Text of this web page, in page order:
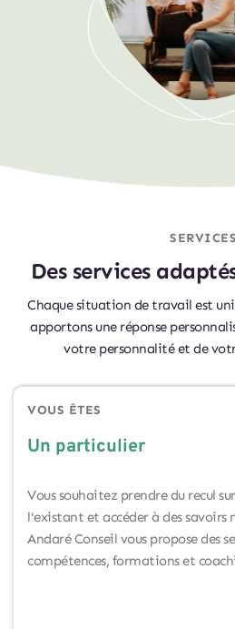
SERVICES
Des services
Chaque situation de travail est
apportons une réponse
votre personnalité et de
VOUS ÊTES
Un particulier
Vous souhaitez prendre du recul
l'existant et accéder à des savoirs
Andaré Conseil vous propose des
compétences, formations et